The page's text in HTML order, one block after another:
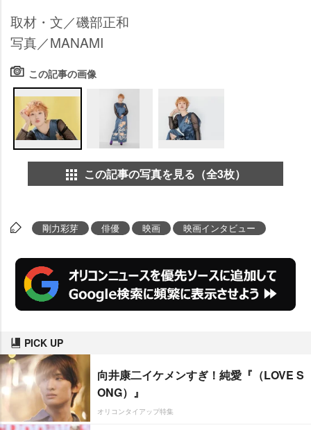
取材・文／磯部正和
写真／MANAMI
この記事の画像
この記事の写真を見る（全3枚）
剛力彩芽 俳優 映画 映画インタビュー
PICK UP
向井康二イケメンすぎ！純愛『（LOVE S
ONG）』
オリコンタイアップ特集